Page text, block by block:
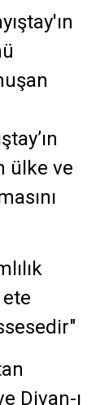
ülke ve
Divan-ı